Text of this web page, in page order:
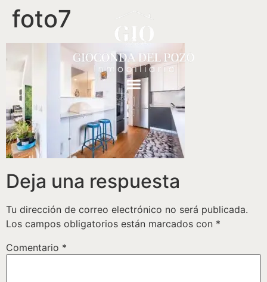
foto7
Deja una respuesta
Tu dirección de correo electrónico no será publicada.
Los campos obligatorios están marcados con *
Comentario *